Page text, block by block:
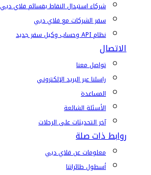
شركاء استبدال النقاط بقسائم فلاي دبي
سفر الشركات مع فلاي دبي
نظام API وحساب وكيل سفر جديد
الاتصال
تواصل معنا
راسلنا عبر البريد الإلكتروني
المساعدة
الأسئلة الشائعة
آخر التحديثات على الرحلات
روابط ذات صلة
معلومات عن فلاي دبي
أسطول طائراتنا